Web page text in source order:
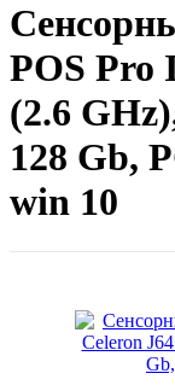
POS Pro
(2.6
128 Gb,
win 10